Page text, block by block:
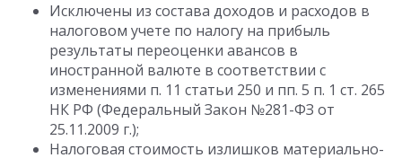
Исключены из состава доходов и расходов в
налоговом учете по налогу на прибыль
результаты переоценки авансов в
иностранной валюте в соответствии с
изменениями п. 11 статьи 250 и пп. 5 п. 1 ст. 265
НК РФ (Федеральный Закон №281-ФЗ от
25.11.2009 г.);
Налоговая стоимость излишков материально-